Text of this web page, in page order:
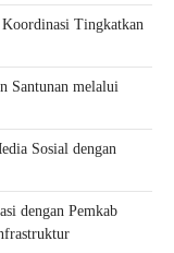
Koordinasi Tingkatkan
Santunan melalui
Sosial dengan
dengan Pemkab